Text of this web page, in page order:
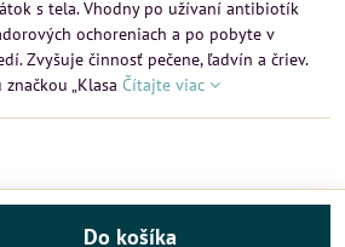
s tela. Vhodny po užívaní antibiotík
ochoreniach a po pobyte v
Zvyšuje činnosť pečene, ľadvín a čriev.
„Klasa Čítajte viac
Do košíka